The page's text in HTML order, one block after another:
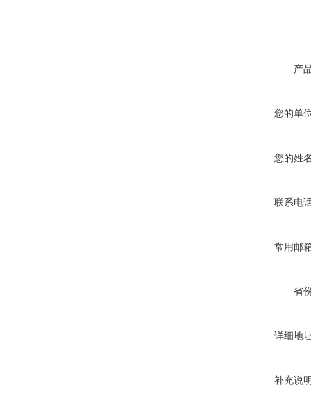
产
您的单
您的姓
联系电
常用邮
省
详细地
补充说